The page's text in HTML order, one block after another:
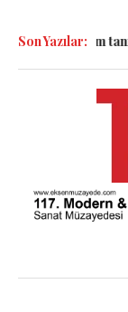
Son Yazılar:
kadim tanrıları